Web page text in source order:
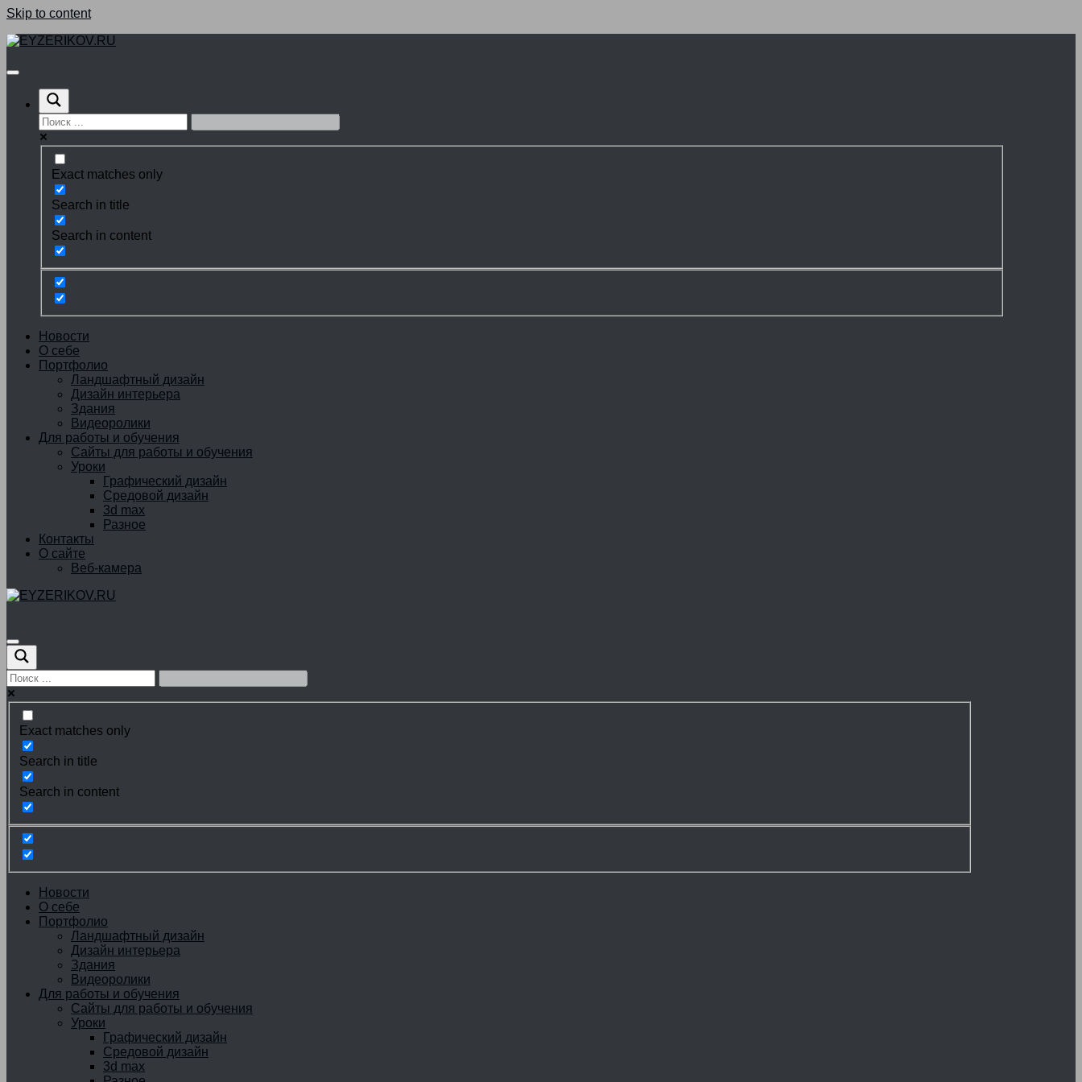
Skip to content
Exact matches only
Search in title
Search in content
Новости
О себе
Портфолио
Ландшафтный дизайн
Дизайн интерьера
Здания
Видеоролики
Для работы и обучения
Сайты для работы и обучения
Уроки
Графический дизайн
Средовой дизайн
3d max
Разное
Контакты
О сайте
Веб-камера
Exact matches only
Search in title
Search in content
Новости
О себе
Портфолио
Ландшафтный дизайн
Дизайн интерьера
Здания
Видеоролики
Для работы и обучения
Сайты для работы и обучения
Уроки
Графический дизайн
Средовой дизайн
3d max